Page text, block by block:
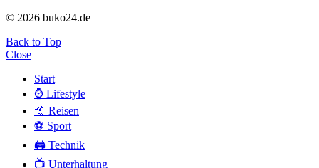
© 2026 buko24.de
Back to Top
Close
Start
⌚️ Lifestyle
🤙 Reisen
⚽️ Sport
🖨️ Technik
📺 Unterhaltung